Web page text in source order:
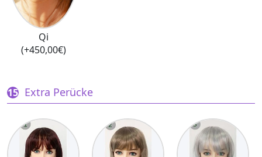
Qi
(+450,00€)
Extra Perücke